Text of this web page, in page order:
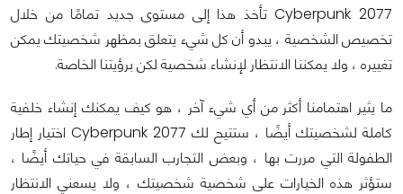
Cyberpunk 2077 تأخذ هذا إلى مستوى جديد تمامًا من خلال
تخصيص الشخصية ، يبدو أن كل شيء يتعلق بمظهر شخصيتك يمكن
تغييره ، ولا يمكننا الانتظار لإنشاء شخصية لكن برؤيتنا الخاصة.
ما يثير اهتمامنا أكثر من أي شيء آخر ، هو كيف يمكنك إنشاء خلفية
كاملة لشخصيتك أيضًا ، ستتيح لك Cyberpunk 2077 اختيار إطار
الطفولة التي مررت بها ، وبعض التجارب السابقة في حياتك أيضًا ،
ستؤثر هذه الخيارات على شخصية شخصيتك ، ولا يسعني الانتظار